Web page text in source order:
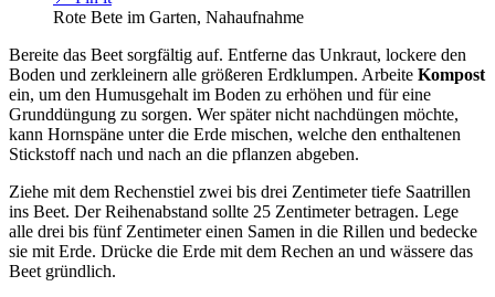
Rote Bete im Garten, Nahaufnahme
Bereite das Beet sorgfältig auf. Entferne das Unkraut, lockere den
Boden und zerkleinern alle größeren Erdklumpen. Arbeite Kompost
ein, um den Humusgehalt im Boden zu erhöhen und für eine
Grunddüngung zu sorgen. Wer später nicht nachdüngen möchte,
kann Hornspäne unter die Erde mischen, welche den enthaltenen
Stickstoff nach und nach an die pflanzen abgeben.
Ziehe mit dem Rechenstiel zwei bis drei Zentimeter tiefe Saatrillen
ins Beet. Der Reihenabstand sollte 25 Zentimeter betragen. Lege
alle drei bis fünf Zentimeter einen Samen in die Rillen und bedecke
sie mit Erde. Drücke die Erde mit dem Rechen an und wässere das
Beet gründlich.